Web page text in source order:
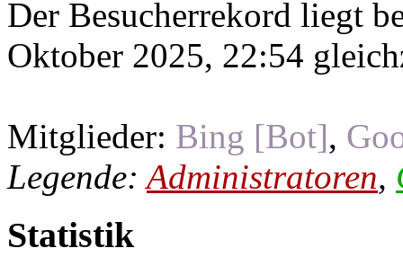
Der Besucherrekord liegt
Oktober 2025, 22:54
Mitglieder: Bing [Bot],
Legende:Administratoren,
Statistik